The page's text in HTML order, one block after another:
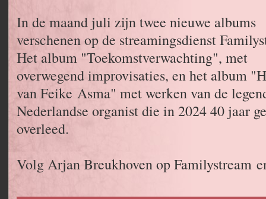
In de maand juli zijn twee nieuwe albums
verschenen op de streamingsdienst
Het album "Toekomstverwachting", met
overwegend improvisaties, en het album
van Feike Asma" met werken van de
Nederlandse organist die in 2024 40 jaar
overleed.
Volg Arjan Breukhoven op Familystream